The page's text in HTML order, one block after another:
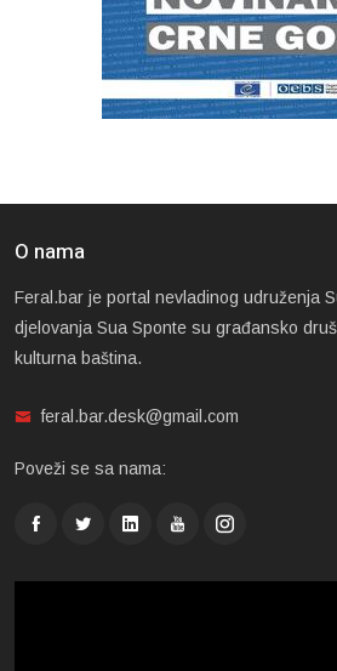
O nama
Feral.bar je portal nevladinog udruženja
djelovanja Sua Sponte su građansko
kulturna baština.
feral.bar.desk@gmail.com
Poveži se sa nama: